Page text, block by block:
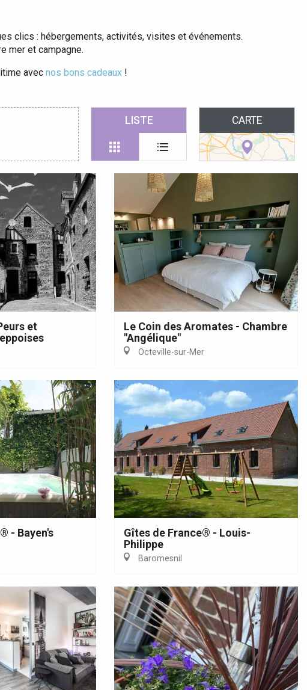
clics : hébergements, activités, visites et événements.
mer et campagne.
avec nos bons cadeaux!
LISTE CARTE
et
Le Coin des Aromates - Chambre
"Angélique"
Octeville-sur-Mer
- Bayen's
Gîtes de France® - Louis-
Philippe
Baromesnil